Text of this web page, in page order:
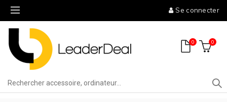
Se connecter
0 0